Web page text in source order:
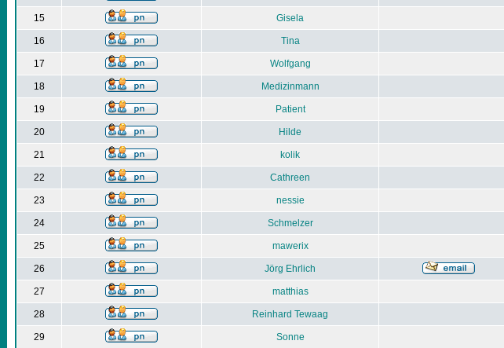
15 Gisela
16 Tina
17 Wolfgang
18 Medizinmann
19 Patient
20 Hilde
21 kolik
22 Cathreen
23 nessie
24 Schmelzer
25 mawerix
26 Jörg Ehrlich
27 matthias
28 Reinhard Tewaag
29 Sonne